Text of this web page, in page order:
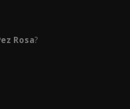
Rosa?